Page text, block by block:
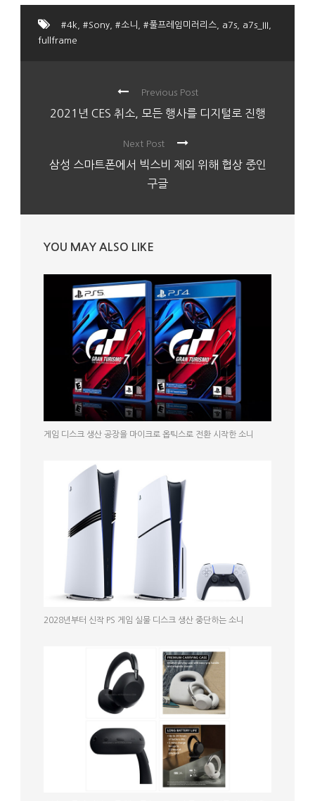
#4k #Sony #소니 #풀프레임미러리스 a7s a7s_III
fullframe
Previous Post
2021년 CES 취소, 모든 행사를 디지털로 진행
Next Post
삼성 스마트폰에서 빅스비 제외 위해 협상 중인
구글
YOU MAY ALSO LIKE
게임 디스크 생산 공장을 마이크로 옵틱스로 전환 시작한 소니
2028년부터 신작 PS 게임 실물 디스크 생산 중단하는 소니